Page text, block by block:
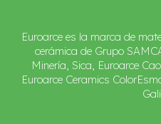
Euroarce es la marca de
cerámica de Grupo
Minería, Sica, Euroarce
Euroarce Ceramics